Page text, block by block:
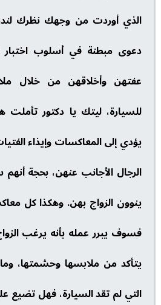
الذي أوردت من وجهك نظرك
دعوى مبطنة في أسلوب اختبار
عفتهن وأخلاقهن من خلال
للسيارة، ليتك يا دكتور
يؤدي إلى المعاكسات وإيذاء
الرجال الأجانب عنهن، بحجة
ينوون الزواج بهن. وهكذا كل
فسوف يبرر عمله بأنه يرغب
يتأكد من ملابسها وحشمتها،
التي لم تقد السيارة، فهل تضيع